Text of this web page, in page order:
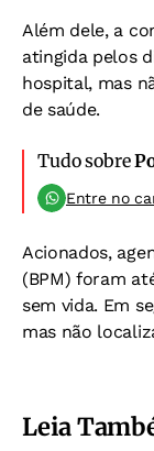
Além dele, a
atingida pelos
hospital, mas
de saúde.
Tudo sobre
Entre no
Acionados,
(BPM) foram
sem vida. Em
mas não
Leia